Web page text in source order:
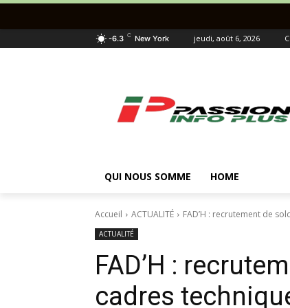
-6.3 C New York jeudi, août 6, 2026
QUI NOUS SOMME HOME
Accueil ACTUALITÉ FAD’H : recrutement de
ACTUALITÉ
FAD’H :
cadres